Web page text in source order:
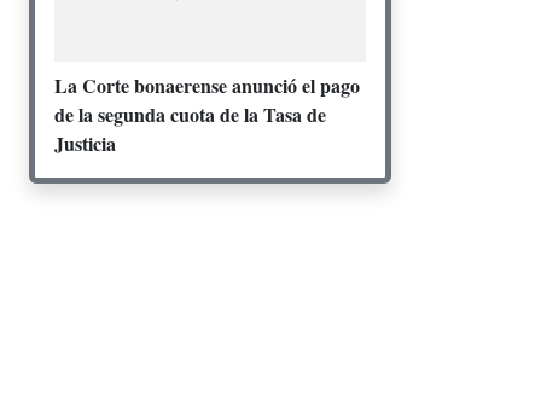
La Corte bonaerense anunció el pago
de la segunda cuota de la Tasa de
Justicia